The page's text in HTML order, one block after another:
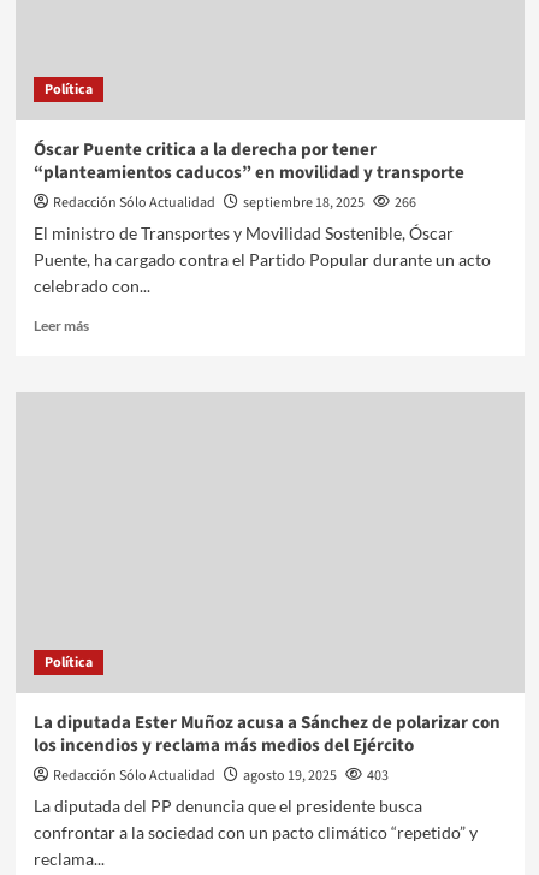
Política
Óscar Puente critica a la derecha por tener
“planteamientos caducos” en movilidad y transporte
Redacción Sólo Actualidad septiembre 18, 2025
266
El ministro de Transportes y Movilidad Sostenible, Óscar
Puente, ha cargado contra el Partido Popular durante un acto
celebrado con...
Leer más
Política
La diputada Ester Muñoz acusa a Sánchez de polarizar con
los incendios y reclama más medios del Ejército
Redacción Sólo Actualidad agosto 19, 2025
403
La diputada del PP denuncia que el presidente busca
confrontar a la sociedad con un pacto climático “repetido” y
reclama...